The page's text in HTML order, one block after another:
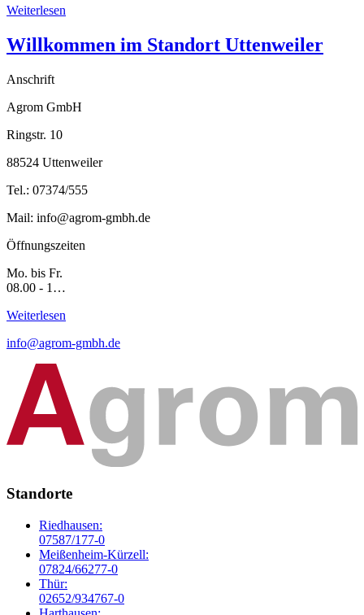
Weiterlesen
Willkommen im Standort Uttenweiler
Anschrift
Agrom GmbH
Ringstr. 10
88524 Uttenweiler
Tel.: 07374/555
Mail: info@agrom-gmbh.de
Öffnungszeiten
Mo. bis Fr.
08.00 - 1…
Weiterlesen
info@agrom-gmbh.de
Standorte
Riedhausen:
07587/177-0
Meißenheim-Kürzell:
07824/66277-0
Thür:
02652/934767-0